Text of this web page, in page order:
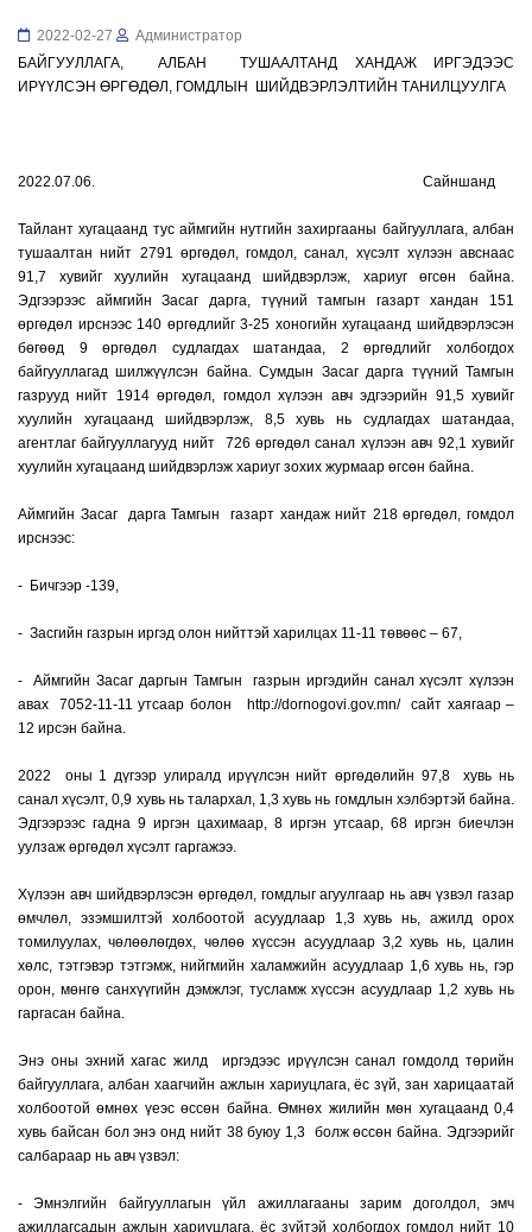
2022-02-27 Администратор
БАЙГУУЛЛАГА, АЛБАН ТУШААЛТАНД ХАНДАЖ ИРГЭДЭЭС
ИРҮҮЛСЭН ӨРГӨДӨЛ, ГОМДЛЫН ШИЙДВЭРЛЭЛТИЙН ТАНИЛЦУУЛГА
2022.07.06. Сайншанд
Тайлант хугацаанд тус аймгийн нутгийн захиргааны байгууллага, албан
тушаалтан нийт 2791 өргөдөл, гомдол, санал, хүсэлт хүлээн авснаас
91,7 хувийг хуулийн хугацаанд шийдвэрлэж, хариуг өгсөн байна.
Эдгээрээс аймгийн Засаг дарга, түүний тамгын газарт хандан 151
өргөдөл ирснээс 140 өргөдлийг 3-25 хоногийн хугацаанд шийдвэрлэсэн
бөгөөд 9 өргөдөл судлагдах шатандаа, 2 өргөдлийг холбогдох
байгууллагад шилжүүлсэн байна. Сумдын Засаг дарга түүний Тамгын
газрууд нийт 1914 өргөдөл, гомдол хүлээн авч эдгээрийн 91,5 хувийг
хуулийн хугацаанд шийдвэрлэж, 8,5 хувь нь судлагдах шатандаа,
агентлаг байгууллагууд нийт 726 өргөдөл санал хүлээн авч 92,1 хувийг
хуулийн хугацаанд шийдвэрлэж хариуг зохих журмаар өгсөн байна.
Аймгийн Засаг дарга Тамгын газарт хандаж нийт 218 өргөдөл, гомдол
ирснээс:
- Бичгээр -139,
- Засгийн газрын иргэд олон нийттэй харилцах 11-11 төвөөс – 67,
- Аймгийн Засаг даргын Тамгын газрын иргэдийн санал хүсэлт хүлээн
авах 7052-11-11 утсаар болон http://dornogovi.gov.mn/сайт хаягаар –
12 ирсэн байна.
2022 оны 1 дүгээр улиралд ирүүлсэн нийт өргөдөлийн 97,8 хувь нь
санал хүсэлт, 0,9 хувь нь талархал, 1,3 хувь нь гомдлын хэлбэртэй байна.
Эдгээрээс гадна 9 иргэн цахимаар, 8 иргэн утсаар, 68 иргэн биечлэн
уулзаж өргөдөл хүсэлт гаргажээ.
Хүлээн авч шийдвэрлэсэн өргөдөл, гомдлыг агуулгаар нь авч үзвэл газар
өмчлөл, эзэмшилтэй холбоотой асуудлаар 1,3 хувь нь, ажилд орох
томилуулах, чөлөөлөгдөх, чөлөө хүссэн асуудлаар 3,2 хувь нь, цалин
хөлс, тэтгэвэр тэтгэмж, нийгмийн халамжийн асуудлаар 1,6 хувь нь, гэр
орон, мөнгө санхүүгийн дэмжлэг, тусламж хүссэн асуудлаар 1,2 хувь нь
гаргасан байна.
Энэ оны эхний хагас жилд иргэдээс ирүүлсэн санал гомдолд төрийн
байгууллага, албан хаагчийн ажлын хариуцлага, ёс зүй, зан харицаатай
холбоотой өмнөх үеэс өссөн байна. Өмнөх жилийн мөн хугацаанд 0,4
хувь байсан бол энэ онд нийт 38 буюу 1,3 болж өссөн байна. Эдгээрийг
салбараар нь авч үзвэл:
- Эмнэлгийн байгууллагын үйл ажиллагааны зарим доголдол, эмч
ажиллагсадын ажлын хариуцлага, ёс зүйтэй холбогдох гомдол нийт 10